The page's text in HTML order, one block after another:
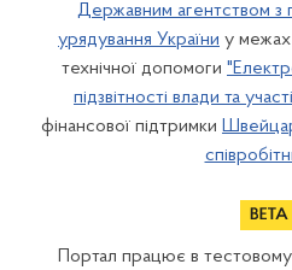
Державним агентством з
урядування України у
технічної допомоги
підзвітності влади та
фінансової підтримки
Портал працює в